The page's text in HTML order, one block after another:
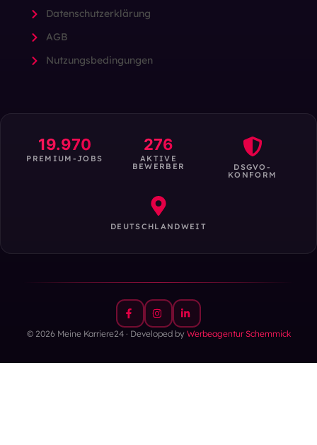
Datenschutzerklärung
AGB
Nutzungsbedingungen
19.970
PREMIUM-JOBS
276
AKTIVE
BEWERBER DSGVO-
KONFORM
DEUTSCHLANDWEIT
© 2026 Meine Karriere24 · Developed by Werbeagentur Schemmick